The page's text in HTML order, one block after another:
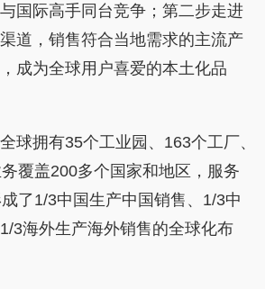
国际高手同台竞争；第二步走进
道，销售符合当地需求的主流产
成为全球用户喜爱的本土化品
球拥有35个工业园、163个工厂、
覆盖200多个国家和地区，服务
了1/3中国生产中国销售、1/3中
3海外生产海外销售的全球化布